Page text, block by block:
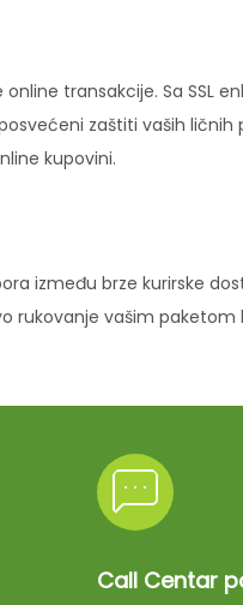
transakcije. Sa
zaštiti vaših
kupovini.
između brze kurirske
rukovanje vašim
Call Centar